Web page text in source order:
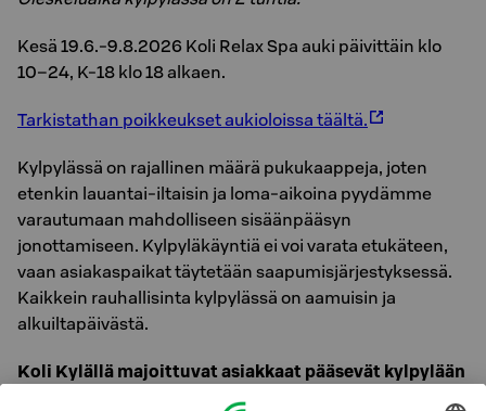
Kesä 19.6.-9.8.2026 Koli Relax Spa auki päivittäin klo
10–24, K-18 klo 18 alkaen.
Tarkistathan poikkeukset aukioloissa täältä.
Kylpylässä on rajallinen määrä pukukaappeja, joten
etenkin lauantai-iltaisin ja loma-aikoina pyydämme
varautumaan mahdolliseen sisäänpääsyn
jonottamiseen. Kylpyläkäyntiä ei voi varata etukäteen,
vaan asiakaspaikat täytetään saapumisjärjestyksessä.
Kaikkein rauhallisinta kylpylässä on aamuisin ja
alkuiltapäivästä.
Koli Kylällä majoittuvat asiakkaat pääsevät kylpylään
hotelliasukkaan hinnalla 36 €/hlö. Näytäthän